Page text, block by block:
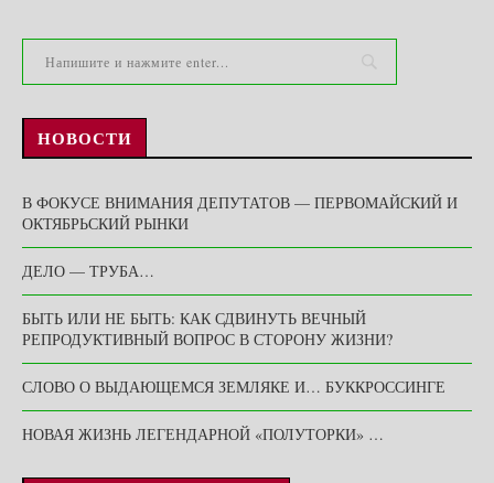
НОВОСТИ
В ФОКУСЕ ВНИМАНИЯ ДЕПУТАТОВ — ПЕРВОМАЙСКИЙ И
ОКТЯБРЬСКИЙ РЫНКИ
ДЕЛО — ТРУБА…
БЫТЬ ИЛИ НЕ БЫТЬ: КАК СДВИНУТЬ ВЕЧНЫЙ
РЕПРОДУКТИВНЫЙ ВОПРОС В СТОРОНУ ЖИЗНИ?
СЛОВО О ВЫДАЮЩЕМСЯ ЗЕМЛЯКЕ И… БУККРОССИНГЕ
НОВАЯ ЖИЗНЬ ЛЕГЕНДАРНОЙ «ПОЛУТОРКИ» …